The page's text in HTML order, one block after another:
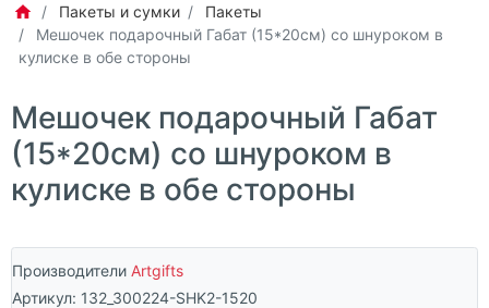
Пакеты и сумки
Пакеты
Мешочек подарочный Габат (15*20см) со шнуроком в
кулиске в обе стороны
Мешочек подарочный Габат
(15*20см) со шнуроком в
кулиске в обе стороны
Производители Artgifts
Артикул: 132_300224-SHK2-1520